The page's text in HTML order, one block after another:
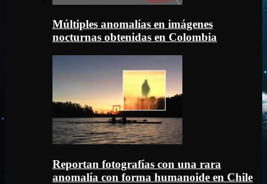
Múltiples anomalías en imágenes
nocturnas obtenidas en Colombia
Reportan fotografías con una rara
anomalía con forma humanoide en Chile